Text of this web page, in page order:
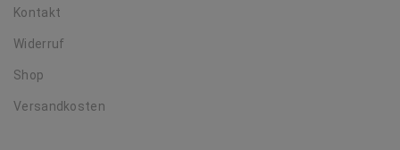
Kontakt
Widerruf
Shop
Versandkosten